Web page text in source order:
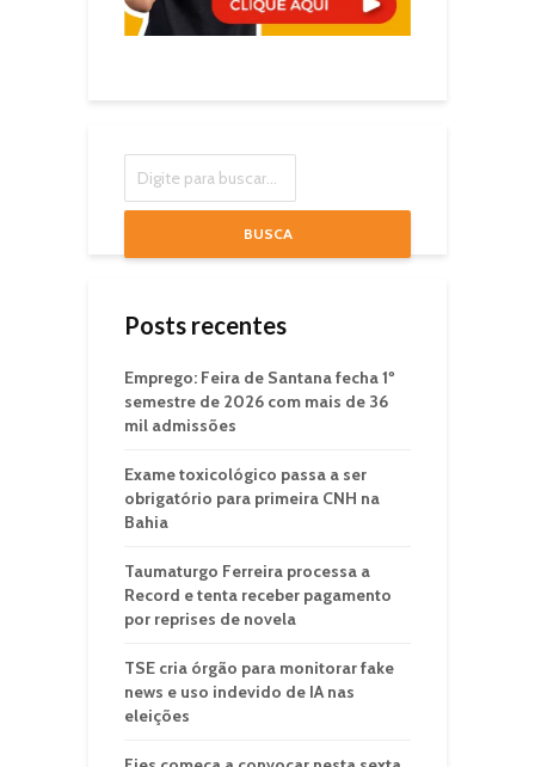
BUSCA
Posts recentes
Emprego: Feira de Santana fecha 1º
semestre de 2026 com mais de 36
mil admissões
Exame toxicológico passa a ser
obrigatório para primeira CNH na
Bahia
Taumaturgo Ferreira processa a
Record e tenta receber pagamento
por reprises de novela
TSE cria órgão para monitorar fake
news e uso indevido de IA nas
eleições